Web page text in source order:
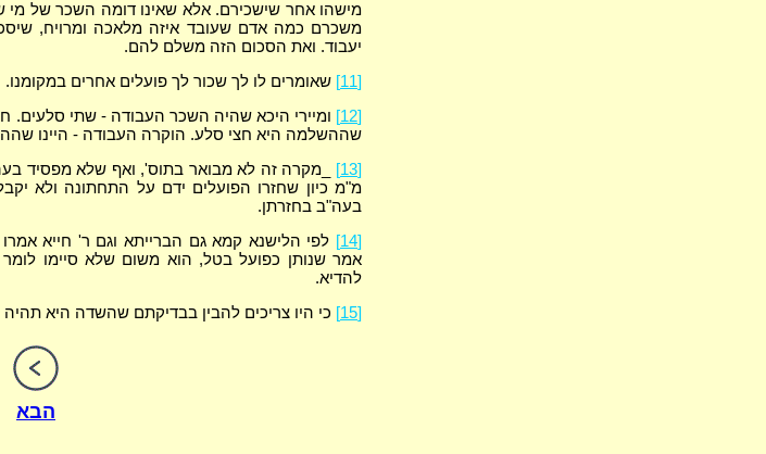
מישהו אחר שישכירם. אלא שאינו דומה השכר של
משכרם כמה אדם שעובד איזה מלאכה ומרויח,
יעבוד. ואת הסכום הזה משלם להם.
[11]
שאומרים לו לך שכור לך פועלים אחרים במקומנו.
[12]
ומיירי היכא שהיה השכר העבודה - שתי סלעים.
שההשלמה היא חצי סלע. הוקרה העבודה - היינו
[13]
_מקרה זה לא מבואר בתוס', ואף שלא מפסיד
מ"מ כיון שחזרו הפועלים ידם על התחתונה ולא
בעה"ב בחזרתן.
[14]
לפי הלישנא קמא גם הברייתא וגם ר' חייא
אמר שנותן כפועל בטל, הוא משום שלא סיימו
להדיא.
[15]
כי היו צריכים להבין בבדיקתם שהשדה היא
הבא